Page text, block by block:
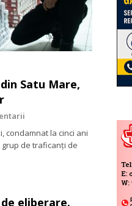
Satu Mare,
condamnat la cinci ani
de traficanţi de
eliberare.